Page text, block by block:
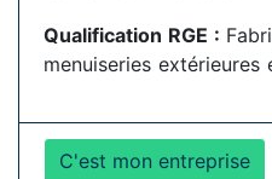
Qualification RGE :
menuiseries extérieures
C'est mon entreprise